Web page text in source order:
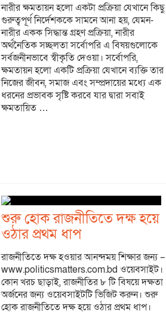
নারীর ক্ষমতায়ন হলো একটা প্রক্রিয়া যেখানে কিছু
গুরুত্বপূর্ণ নির্দেশককে সামনে আনা হয়, যেমন-
নারীর একক সিদ্ধান্ত গ্রহণ প্রক্রিয়া, নারীর
অর্থনৈতিক সচ্ছলতা সর্বোপরি এ বিষয়গুলোকে
সর্বজনীনভাবে স্বীকৃতি দেওয়া। সর্বোপরি,
ক্ষমতায়ন হলো একটি প্রক্রিয়া যেখানে ব্যক্তি তার
নিজের জীবন, সমাজ এবং সম্প্রদায়ের মধ্যে এক
ধরনের প্রভাবক সৃষ্টি করবে যার দ্বারা সবাই
ক্ষমতায়িত …
শুরু হোক রাজনীতিতে দক্ষ হয়ে
ওঠার প্রথম ধাপ
রাজনীতিতে দক্ষ হওয়ার আনন্দময় শিক্ষার জন্য –
www.politicsmatters.com.bd ওয়েবসাইট।
কোন খরচ ছাড়াই, রাজনীতির ৮ টি বিষয়ে দক্ষতা
অর্জনের জন্য ওয়েবসাইটটি ভিজিট করুন। শুরু
হোক রাজনীতিতে দক্ষ হয়ে ওঠার প্রথম ধাপ।